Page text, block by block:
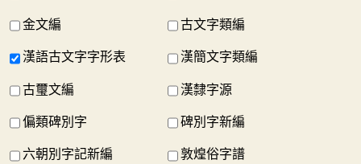
金文編 古文字類編
漢語古文字字形表 漢簡文字類編
古璽文編 漢隸字源
偏類碑別字 碑別字新編
六朝別字記新編 敦煌俗字譜